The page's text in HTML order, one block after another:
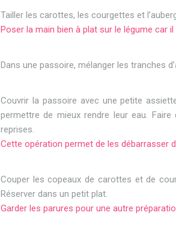
Tailler les carottes, les courgettes et
Poser la main bien à plat sur le légume car
Dans une passoire, mélanger les tranches
Couvrir la passoire avec une petite
permettre de mieux rendre leur eau.
reprises.
Cette opération permet de les débarrasser
Couper les copeaux de carottes et de
Réserver dans un petit plat.
Garder les parures pour une autre